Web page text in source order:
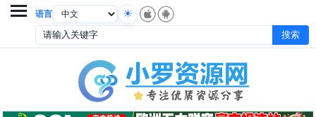
语言
